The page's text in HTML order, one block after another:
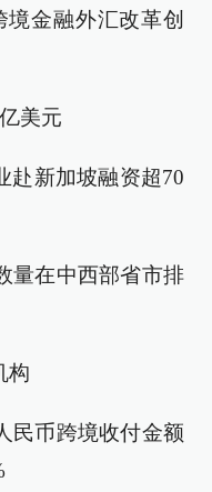
金融外汇改革创
美元
赴新加坡融资超70
量在中西部省市排
构
民币跨境收付金额